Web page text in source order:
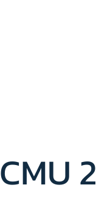
CMU